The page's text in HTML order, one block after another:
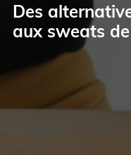
Des
aux sweats